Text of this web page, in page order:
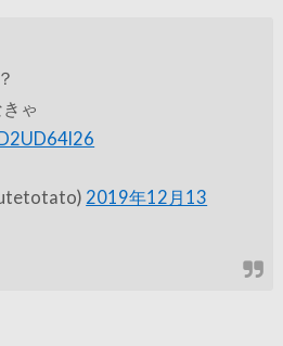
ゃ
2019年12月13